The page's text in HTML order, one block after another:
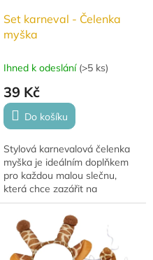
Set karneval - Čelenka
myška
Ihned k odeslání (>5 ks)
39 Kč
Do košíku
Stylová karnevalová čelenka
myška je ideálním doplňkem
pro každou malou slečnu,
která chce zazářit na
maškarním plese či oslavě.
Díky univerzální velikosti
skvěle padne a je...